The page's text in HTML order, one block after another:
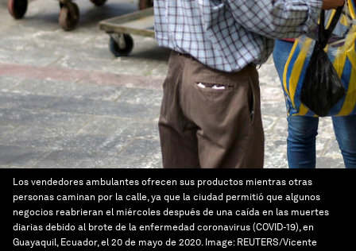
Los vendedores ambulantes ofrecen sus productos mientras otras
personas caminan por la calle, ya que la ciudad permitió que algunos
negocios reabrieran el miércoles después de una caída en las muertes
diarias debido al brote de la enfermedad coronavirus (COVID-19), en
Guayaquil, Ecuador, el 20 de mayo de 2020. Image: REUTERS/Vicente